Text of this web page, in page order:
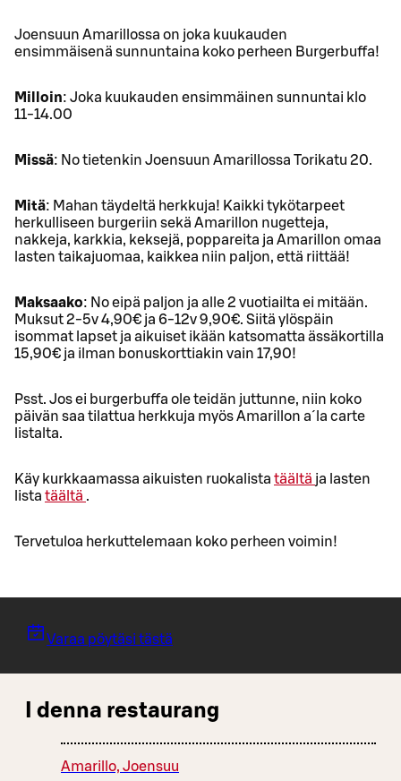
Joensuun Amarillossa on joka kuukauden
ensimmäisenä sunnuntaina koko perheen Burgerbuffa!
Milloin: Joka kuukauden ensimmäinen sunnuntai klo
11-14.00
Missä: No tietenkin Joensuun Amarillossa Torikatu 20.
Mitä: Mahan täydeltä herkkuja! Kaikki tykötarpeet
herkulliseen burgeriin sekä Amarillon nugetteja,
nakkeja, karkkia, keksejä, poppareita ja Amarillon omaa
lasten taikajuomaa, kaikkea niin paljon, että riittää!
Maksaako: No eipä paljon ja alle 2 vuotiailta ei mitään.
Muksut 2-5v 4,90€ ja 6-12v 9,90€. Siitä ylöspäin
isommat lapset ja aikuiset ikään katsomatta ässäkortilla
15,90€ ja ilman bonuskorttiakin vain 17,90!
Psst. Jos ei burgerbuffa ole teidän juttunne, niin koko
päivän saa tilattua herkkuja myös Amarillon a´la carte
listalta.
Käy kurkkaamassa aikuisten ruokalista täältä ja lasten
lista täältä .
Tervetuloa herkuttelemaan koko perheen voimin!
Varaa pöytäsi tästä
I denna restaurang
Amarillo, Joensuu